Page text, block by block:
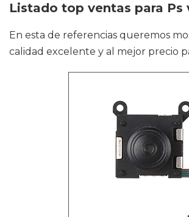
Listado top ventas para Ps
En esta de referencias queremos
calidad excelente y al mejor precio